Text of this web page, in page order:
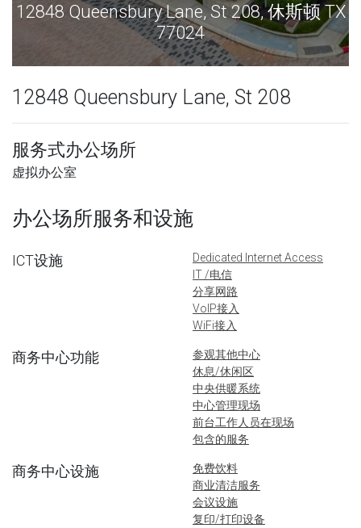
Queensbury Lane, St 208, 休斯顿 TX
77024
12848 Queensbury Lane, St 208
服务式办公场所
虚拟办公室
办公场所服务和设施
ICT设施
Dedicated Internet Access
IT /电信
分享网路
VoIP接入
WiFi接入
商务中心功能
参观其他中心
休息/休闲区
中央供暖系统
中心管理现场
前台工作人员在现场
包含的服务
商务中心设施
免费饮料
商业清洁服务
会议设施
复印/打印设备